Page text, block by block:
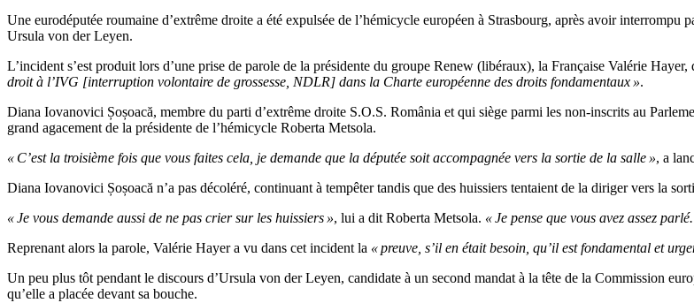
Une eurodéputée roumaine d’extrême droite a été expulsée de l’hémicycle européen à Strasbourg, après avoir
Ursula von der Leyen.
L’incident s’est produit lors d’une prise de parole de la présidente du groupe Renew (libéraux), la Française Valérie
droit à l’IVG [interruption volontaire de grossesse, NDLR] dans la Charte européenne des droits fondamentaux ».
Diana Iovanovici Șoșoacă, membre du parti d’extrême droite S.O.S. România et qui siège parmi les non-inscrits au
grand agacement de la présidente de l’hémicycle Roberta Metsola.
« C’est la troisième fois que vous faites cela, je demande que la députée soit accompagnée vers la sortie de la salle », a
Diana Iovanovici Șoșoacă n’a pas décoléré, continuant à tempêter tandis que des huissiers tentaient de la diriger vers la
« Je vous demande aussi de ne pas crier sur les huissiers », lui a dit Roberta Metsola. « Je pense que vous avez assez
Reprenant alors la parole, Valérie Hayer a vu dans cet incident la « preuve, s’il en était besoin, qu’il est fondamental et
Un peu plus tôt pendant le discours d’Ursula von der Leyen, candidate à un second mandat à la tête de la Commission
qu’elle a placée devant sa bouche.